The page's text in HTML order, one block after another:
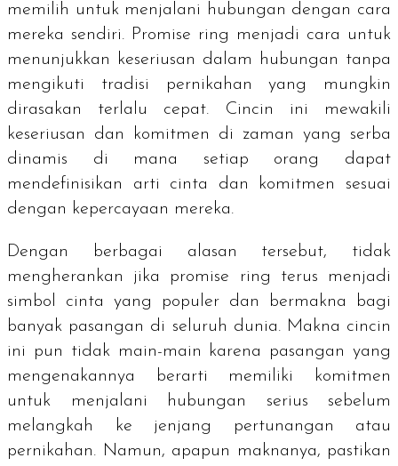
memilih untuk menjalani hubungan dengan cara
mereka sendiri. Promise ring menjadi cara untuk
menunjukkan keseriusan dalam hubungan tanpa
mengikuti tradisi pernikahan yang mungkin
dirasakan terlalu cepat. Cincin ini mewakili
keseriusan dan komitmen di zaman yang serba
dinamis di mana setiap orang dapat
mendefinisikan arti cinta dan komitmen sesuai
dengan kepercayaan mereka.
Dengan berbagai alasan tersebut, tidak
mengherankan jika promise ring terus menjadi
simbol cinta yang populer dan bermakna bagi
banyak pasangan di seluruh dunia. Makna cincin
ini pun tidak main-main karena pasangan yang
mengenakannya berarti memiliki komitmen
untuk menjalani hubungan serius sebelum
melangkah ke jenjang pertunangan atau
pernikahan. Namun, apapun maknanya, pastikan